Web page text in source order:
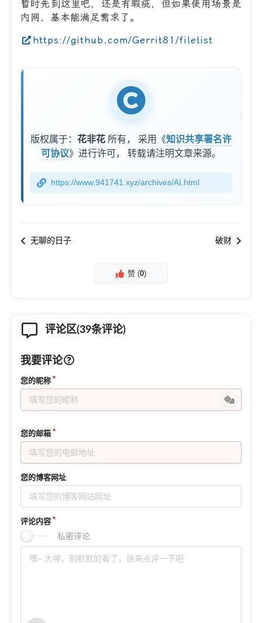
暂时先到这里吧，还是有瑕疵，但如果使用场景是
内网，基本能满足需求了。
https://github.com/Gerrit81/filelist
版权属于： 花非花 所有， 采用《知识共享署名许
可协议》进行许可， 转载请注明文章来源。
https://www.941741.xyz/archives/AI.html
无聊的日子 破财
赞 (0)
评论区(39条评论)
我要评论
您的昵称
您的邮箱
您的博客网址
评论内容
私密评论